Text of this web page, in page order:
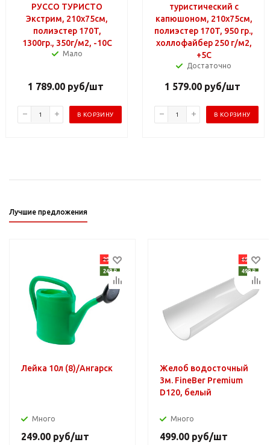
РУССО ТУРИСТО
Экстрим, 210х75см,
полиэстер 170T,
1300гр., 350г/м2, -10С
Мало
1 789.00 руб/шт
В КОРЗИНУ
туристический с
капюшоном, 210х75см,
полиэстер 170T, 950 гр.,
холлофайбер 250 г/м2,
+5С
Достаточно
1 579.00 руб/шт
В КОРЗИНУ
Лучшие предложения
Лейка 10л (8)/Ангарск
Много
249.00 руб/шт
Желоб водосточный
3м. FineBer Premium
D120, белый
Много
499.00 руб/шт